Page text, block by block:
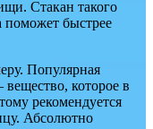
Стакан такого
поможет быстрее
Популярная
которое в
рекомендуется
Абсолютно